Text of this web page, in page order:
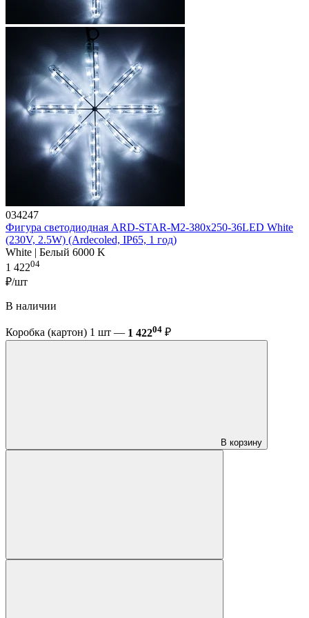
034247
Фигура cветодиодная ARD-STAR-M2-380x250-36LED White
(230V, 2.5W) (Ardecoled, IP65, 1 год)
White | Белый 6000 K
1 42204
₽/шт
В наличии
Коробка (картон) 1 шт — 1 42204 ₽
В корзину